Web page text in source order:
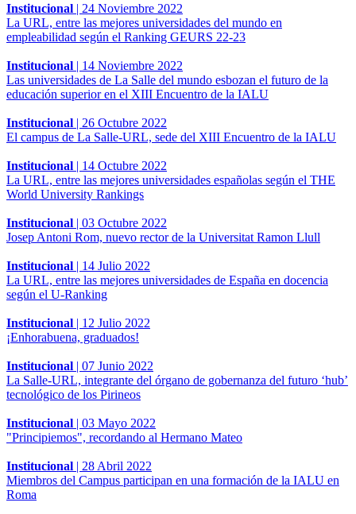
Institucional | 24 Noviembre 2022
La URL, entre las mejores universidades del mundo en
empleabilidad según el Ranking GEURS 22-23
Institucional | 14 Noviembre 2022
Las universidades de La Salle del mundo esbozan el futuro de la
educación superior en el XIII Encuentro de la IALU
Institucional | 26 Octubre 2022
El campus de La Salle-URL, sede del XIII Encuentro de la IALU
Institucional | 14 Octubre 2022
La URL, entre las mejores universidades españolas según el THE
World University Rankings
Institucional | 03 Octubre 2022
Josep Antoni Rom, nuevo rector de la Universitat Ramon Llull
Institucional | 14 Julio 2022
La URL, entre las mejores universidades de España en docencia
según el U-Ranking
Institucional | 12 Julio 2022
¡Enhorabuena, graduados!
Institucional | 07 Junio 2022
La Salle-URL, integrante del órgano de gobernanza del futuro ‘hub’
tecnológico de los Pirineos
Institucional | 03 Mayo 2022
"Principiemos", recordando al Hermano Mateo
Institucional | 28 Abril 2022
Miembros del Campus participan en una formación de la IALU en
Roma